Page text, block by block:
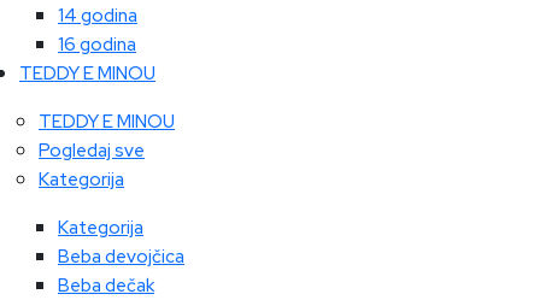
14 godina
16 godina
TEDDY E MINOU
TEDDY E MINOU
Pogledaj sve
Kategorija
Kategorija
Beba devojčica
Beba dečak